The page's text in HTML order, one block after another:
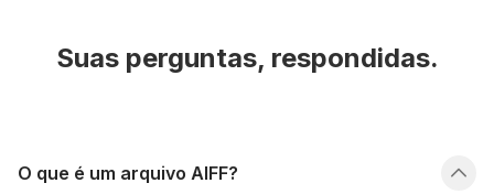
Suas perguntas, respondidas.
O que é um arquivo AIFF?